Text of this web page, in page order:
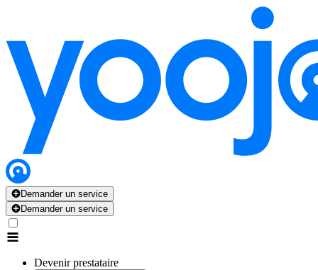
Demander un service
Demander un service
Devenir prestataire